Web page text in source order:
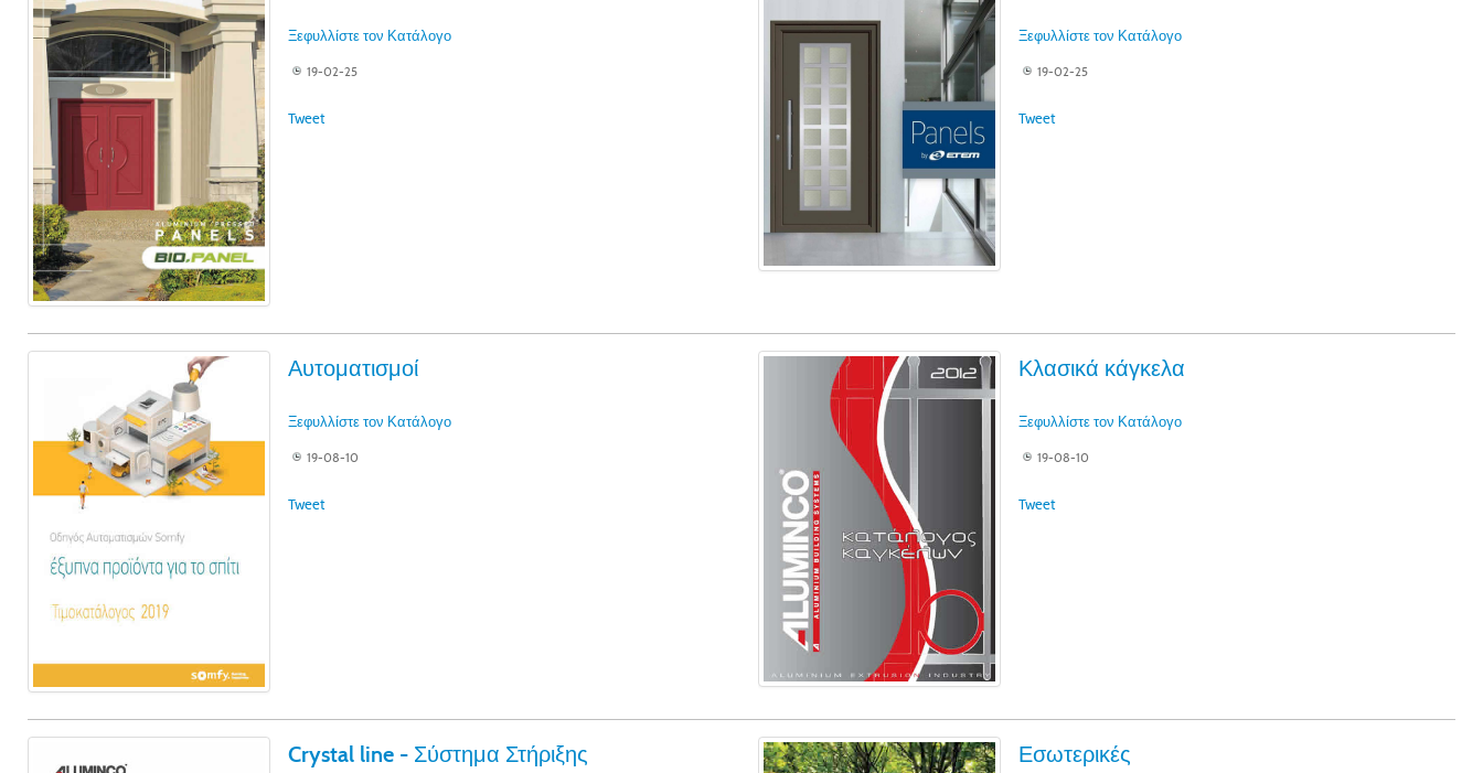
Ξεφυλλίστε τον Κατάλογο
19-02-25
Tweet
Ξεφυλλίστε τον Κατάλογο
19-02-25
Tweet
Αυτοματισμοί
Ξεφυλλίστε τον Κατάλογο
19-08-10
Tweet
Κλασικά κάγκελα
Ξεφυλλίστε τον Κατάλογο
19-08-10
Tweet
Crystal line - Σύστημα Στήριξης
Εσωτερικές